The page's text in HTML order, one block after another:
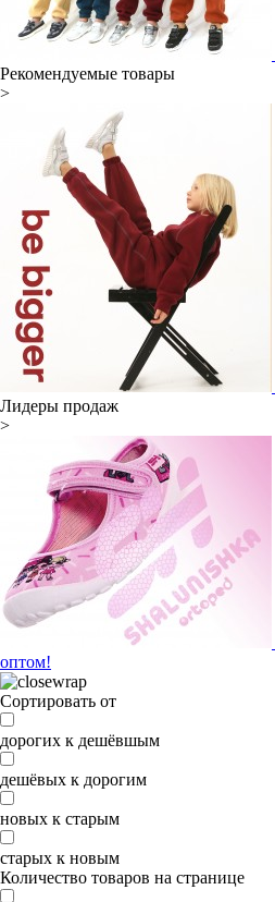
Рекомендуемые товары
>
Лидеры продаж
>
оптом!
Сортировать от
дорогих к дешёвшым
дешёвых к дорогим
новых к старым
старых к новым
Количество товаров на странице